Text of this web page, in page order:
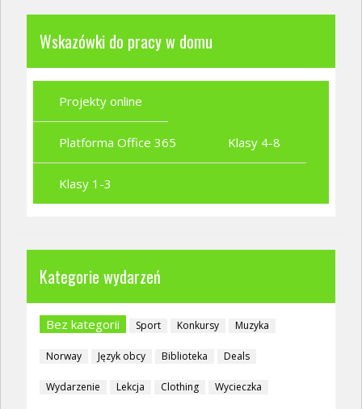
Wskazówki do pracy w domu
Projekty online
Platforma Office 365 Klasy 4-8
Klasy 1-3
Kategorie wydarzeń
Bez kategorii Sport Konkursy Muzyka
Norway Język obcy Biblioteka Deals
Wydarzenie Lekcja Clothing Wycieczka